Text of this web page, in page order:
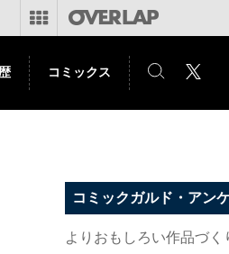
コミックス
コミックガルド・アン
よりおもしろい作品づ